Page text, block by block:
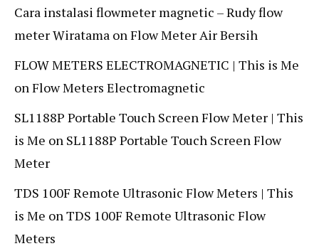
Cara instalasi flowmeter magnetic – Rudy flow
meter Wiratama onFlow Meter Air Bersih
FLOW METERS ELECTROMAGNETIC | This is Me
onFlow Meters Electromagnetic
SL1188P Portable Touch Screen Flow Meter | This
is Me on SL1188P Portable Touch Screen Flow
Meter
TDS 100F Remote Ultrasonic Flow Meters | This
is Me onTDS 100F Remote Ultrasonic Flow
Meters